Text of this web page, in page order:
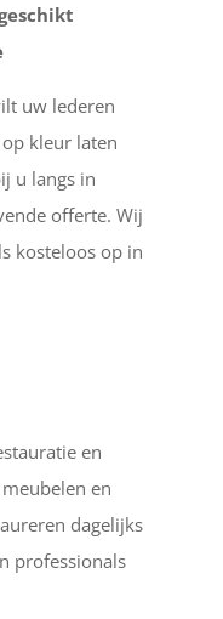
uw lederen
kleur laten
u langs in
offerte. Wij
kosteloos op in
en
en
dagelijks
professionals